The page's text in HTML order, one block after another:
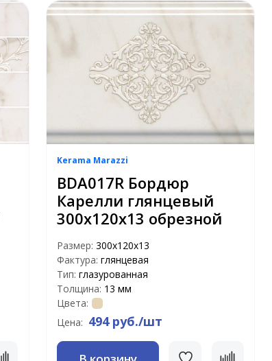
Kerama Marazzi
BDA017R Бордюр
Карелли глянцевый
300х120х13 обрезной
Размер: 300х120х13
Фактура: глянцевая
Тип: глазурованная
Толщина: 13 мм
Цвета:
Цена: 494 руб./шт